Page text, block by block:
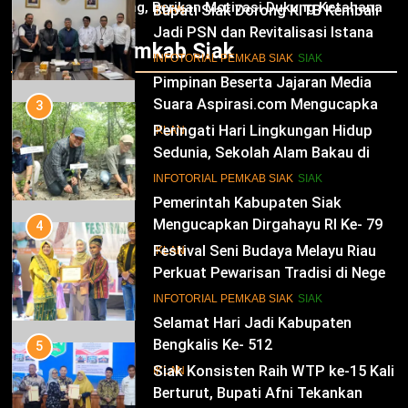
IKLAN
12
Pimpinan Beserta Jajaran Media
Suara Aspirasi.com Mengucapkan
Selamat HUT RI Ke-79
IKLAN
13
Pemerintah Kabupaten Siak
Mengucapkan Dirgahayu RI Ke- 79
IKLAN
14
Selamat Hari Jadi Kabupaten
Bengkalis Ke- 512
IKLAN
Jagung, Berikan Motivasi Dukung Ketahanan
Pangan Nasional
Infotorial Pemkab Siak
Bupati Siak Dorong KITB Kembali
Jadi PSN dan Revitalisasi Istana
Kesultanan Siak
INFOTORIAL PEMKAB SIAK SIAK
3
Peringati Hari Lingkungan Hidup
Sedunia, Sekolah Alam Bakau di
Siak Cetak Generasi Penjaga
Pesisir
INFOTORIAL PEMKAB SIAK SIAK
4
Festival Seni Budaya Melayu Riau
Perkuat Pewarisan Tradisi di Negeri
Istana
INFOTORIAL PEMKAB SIAK SIAK
5
Siak Konsisten Raih WTP ke-15 Kali
Berturut, Bupati Afni Tekankan